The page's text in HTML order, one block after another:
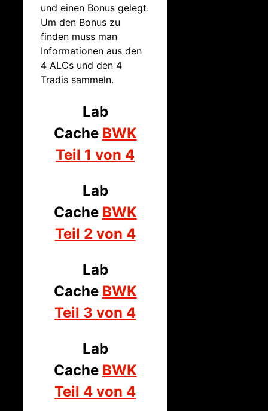
und einen Bonus gelegt.
Um den Bonus zu
finden muss man
Informationen aus den
4 ALCs und den 4
Tradis sammeln.
Lab
Cache BWK
Teil 1 von 4
Lab
Cache BWK
Teil 2 von 4
Lab
Cache BWK
Teil 3 von 4
Lab
Cache BWK
Teil 4 von 4